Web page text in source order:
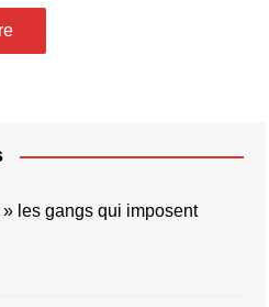
les gangs qui imposent